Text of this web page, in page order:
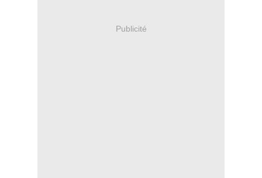
Publicité